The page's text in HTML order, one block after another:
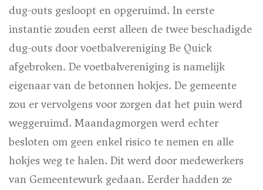
dug-outs gesloopt en opgeruimd. In eerste
instantie zouden eerst alleen de twee beschadigde
dug-outs door voetbalvereniging Be Quick
afgebroken. De voetbalvereniging is namelijk
eigenaar van de betonnen hokjes. De gemeente
zou er vervolgens voor zorgen dat het puin werd
weggeruimd. Maandagmorgen werd echter
besloten om geen enkel risico te nemen en alle
hokjes weg te halen. Dit werd door medewerkers
van Gemeentewurk gedaan. Eerder hadden ze